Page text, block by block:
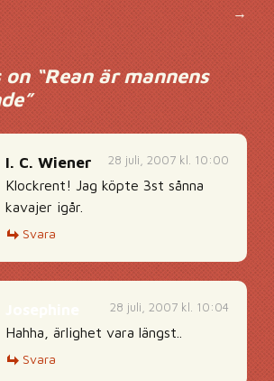
→
“Rean är mannens
”
28 juli, 2007 kl. 10:00
I. C. Wiener
Klockrent! Jag köpte 3st sånna
kavajer igår.
Svara
28 juli, 2007 kl. 10:04
Hahha, ärlighet vara längst..
Svara